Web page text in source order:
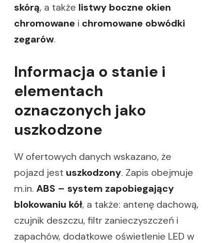
skórą, a także listwy boczne okien
chromowane i chromowane obwódki
zegarów.
Informacja o stanie i
elementach
oznaczonych jako
uszkodzone
W ofertowych danych wskazano, że
pojazd jest uszkodzony. Zapis obejmuje
m.in. ABS – system zapobiegający
blokowaniu kół, a także: antenę dachową,
czujnik deszczu, filtr zanieczyszczeń i
zapachów, dodatkowe oświetlenie LED w